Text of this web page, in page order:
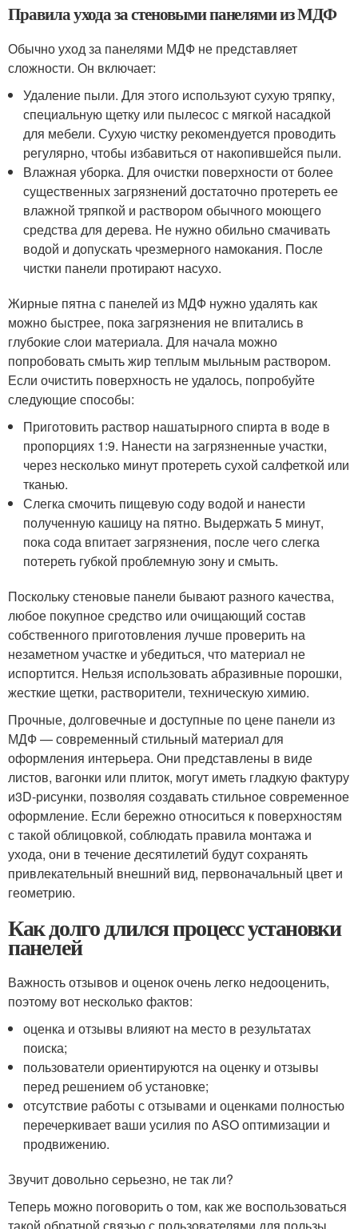
Правила ухода за стеновыми панелями из МДФ
Обычно уход за панелями МДФ не представляет
сложности. Он включает:
Удаление пыли. Для этого используют сухую тряпку,
специальную щетку или пылесос с мягкой насадкой
для мебели. Сухую чистку рекомендуется проводить
регулярно, чтобы избавиться от накопившейся пыли.
Влажная уборка. Для очистки поверхности от более
существенных загрязнений достаточно протереть ее
влажной тряпкой и раствором обычного моющего
средства для дерева. Не нужно обильно смачивать
водой и допускать чрезмерного намокания. После
чистки панели протирают насухо.
Жирные пятна с панелей из МДФ нужно удалять как
можно быстрее, пока загрязнения не впитались в
глубокие слои материала. Для начала можно
попробовать смыть жир теплым мыльным раствором.
Если очистить поверхность не удалось, попробуйте
следующие способы:
Приготовить раствор нашатырного спирта в воде в
пропорциях 1:9. Нанести на загрязненные участки,
через несколько минут протереть сухой салфеткой или
тканью.
Слегка смочить пищевую соду водой и нанести
полученную кашицу на пятно. Выдержать 5 минут,
пока сода впитает загрязнения, после чего слегка
потереть губкой проблемную зону и смыть.
Поскольку стеновые панели бывают разного качества,
любое покупное средство или очищающий состав
собственного приготовления лучше проверить на
незаметном участке и убедиться, что материал не
испортится. Нельзя использовать абразивные порошки,
жесткие щетки, растворители, техническую химию.
Прочные, долговечные и доступные по цене панели из
МДФ — современный стильный материал для
оформления интерьера. Они представлены в виде
листов, вагонки или плиток, могут иметь гладкую фактуру
и3D-рисунки, позволяя создавать стильное современное
оформление. Если бережно относиться к поверхностям
с такой облицовкой, соблюдать правила монтажа и
ухода, они в течение десятилетий будут сохранять
привлекательный внешний вид, первоначальный цвет и
геометрию.
Как долго длился процесс установки
панелей
Важность отзывов и оценок очень легко недооценить,
поэтому вот несколько фактов:
оценка и отзывы влияют на место в результатах
поиска;
пользователи ориентируются на оценку и отзывы
перед решением об установке;
отсутствие работы с отзывами и оценками полностью
перечеркивает ваши усилия по ASO оптимизации и
продвижению.
Звучит довольно серьезно, не так ли?
Теперь можно поговорить о том, как же воспользоваться
такой обратной связью с пользователями для пользы